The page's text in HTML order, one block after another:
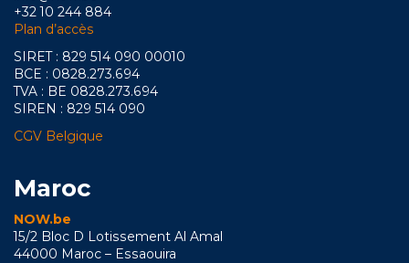
+32 10 244 884
Plan d’accès
SIRET : 829 514 090 00010
BCE : 0828.273.694
TVA : BE 0828.273.694
SIREN : 829 514 090
CGV Belgique
Maroc
NOW.be
15/2 Bloc D Lotissement Al Amal
44000 Maroc – Essaouira